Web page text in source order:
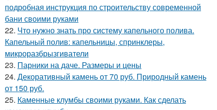
подробная инструкция по строительству современной
бани своими руками
22. Что нужно знать про систему капельного полива.
Капельный полив: капельницы, спринклеры,
микроразбрызгиватели
23. Парники на даче. Размеры и цены
24. Декоративный камень от 70 руб. Природный камень
от 150 руб.
25. Каменные клумбы своими руками. Как сделать